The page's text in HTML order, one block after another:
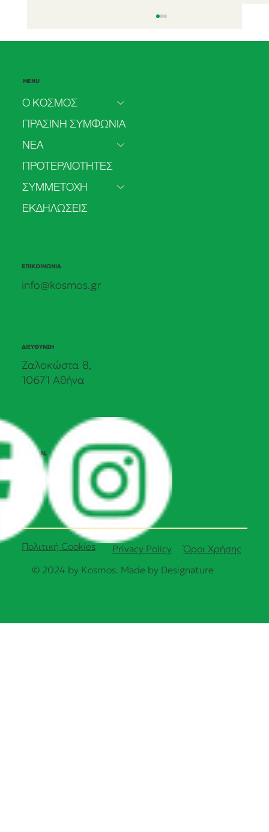
«Εμείς» - 4 & 5 Ιουλίου 2026
MENU
Ο ΚΟΣΜΟΣ
ΠΡΑΣΙΝΗ ΣΥΜΦΩΝΙΑ
ΝΕΑ
ΠΡΟΤΕΡΑΙΟΤΗΤΕΣ
ΣΥΜΜΕΤΟΧΗ
ΕΚΔΗΛΩΣΕΙΣ
ΕΠΙΚΟΙΝΩΝΙΑ
info@kosmos.gr
ΔΙΕΥΘΥΝΣΗ
Ζαλοκώστα 8,
10671 Αθήνα
SOCIAL
© 2024 by Kosmos. Made by Designature
Πολιτική Cookies Όροι Χρήσης
Privacy Policy